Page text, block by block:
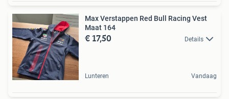
Max Verstappen Red Bull Racing Vest
Maat 164
€ 17,50 Details
Lunteren Vandaag